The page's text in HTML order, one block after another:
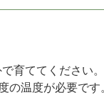
育ててください
の温度が必要で